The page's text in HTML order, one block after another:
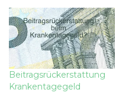
Krankheitskostenvollversi
cherung (KKV) eine
Beitragsrückerstattung
(BRE). Die DKV belohnt
damit das
kostenbewusste
Verhalten Ihrer Kunden.
Beitragsrückerstattung
Krankentagegeld